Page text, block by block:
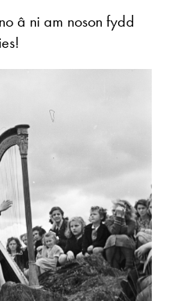
â ni am noson fydd